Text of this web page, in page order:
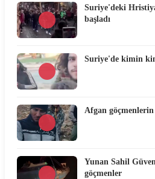
Suriye'deki
başladı
Suriye'de kimin
Afgan
Yunan Sahil
göçmenler